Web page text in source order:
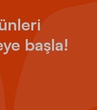
başla!